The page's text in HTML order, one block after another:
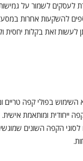
לעסקים לשמור על
להשקעות אחרות
זאת בקלות יחסית
בפולי קפה טריים
ייחודית ומותאמת
הקפה השונים